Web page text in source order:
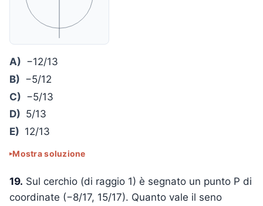
A) −12/13
B) −5/12
C) −5/13
D) 5/13
E) 12/13
Mostra soluzione
19. Sul cerchio (di raggio 1) è segnato un punto P di
coordinate (−8/17, 15/17). Quanto vale il seno